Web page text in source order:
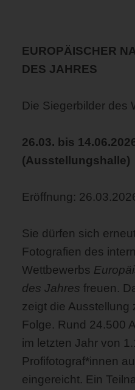
EUROPÄISCHER
DES JAHRES
Die Siegerbilder des
26.03. bis
(Ausstellungshalle)
Eröffnung:
Sie dürfen sich
Fotografien des
Wettbewerbs
des Jahres freuen.
zeigt die Ausstellung
Folge. Rund 24.500
im letzten Jahr von
Profifotograf*innen
eingereicht. Ein